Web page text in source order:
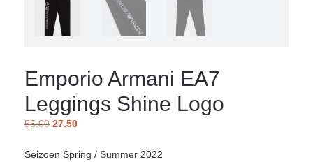
Emporio Armani EA7
Leggings Shine Logo
55.00 27.50
Seizoen Spring / Summer 2022